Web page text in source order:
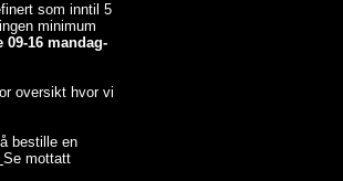
som inntil 5
minimum
16 mandag-
oversikt hvor vi
bestille en
Se mottatt